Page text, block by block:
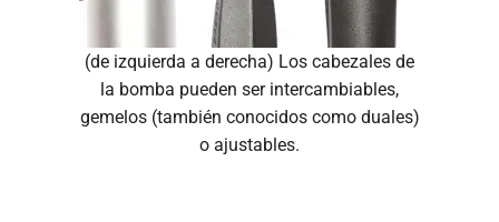
(de izquierda a derecha) Los cabezales de
la bomba pueden ser intercambiables,
gemelos (también conocidos como duales)
o ajustables.